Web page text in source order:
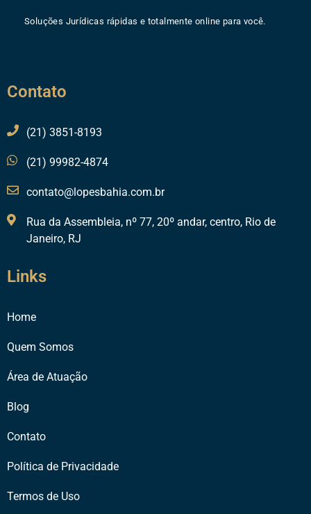
Soluções Jurídicas rápidas e totalmente online para você.
Contato
(21) 3851-8193
(21) 99982-4874
contato@lopesbahia.com.br
Rua da Assembleia, nº 77, 20º andar, centro, Rio de
Janeiro, RJ
Links
Home
Quem Somos
Área de Atuação
Blog
Contato
Política de Privacidade
Termos de Uso